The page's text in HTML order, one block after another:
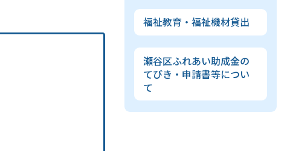
福祉教育・福祉機材貸出
瀬谷区ふれあい助成金の
てびき・申請書等につい
て